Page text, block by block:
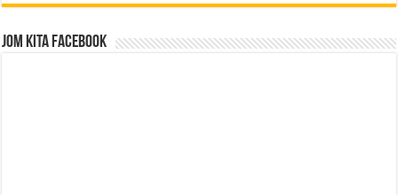
Jom Kita Facebook